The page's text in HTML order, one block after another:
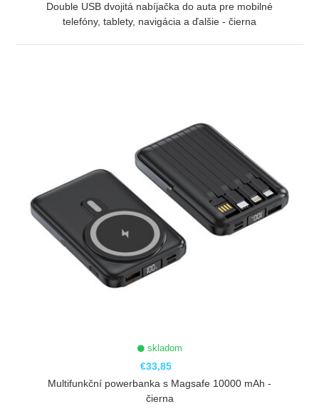
Double USB dvojitá nabíjačka do auta pre mobilné
telefóny, tablety, navigácia a ďalšie - čierna
skladom
€33,85
Multifunkční powerbanka s Magsafe 10000 mAh -
čierna